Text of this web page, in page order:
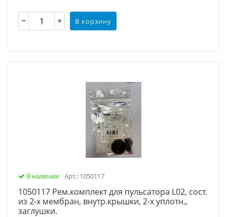
В корзину
В наличии Арт.: 1050117
1050117 Рем.комплект для пульсатора L02, сост.
из 2-х мембран, внутр.крышки, 2-х уплотн.,
заглушки.